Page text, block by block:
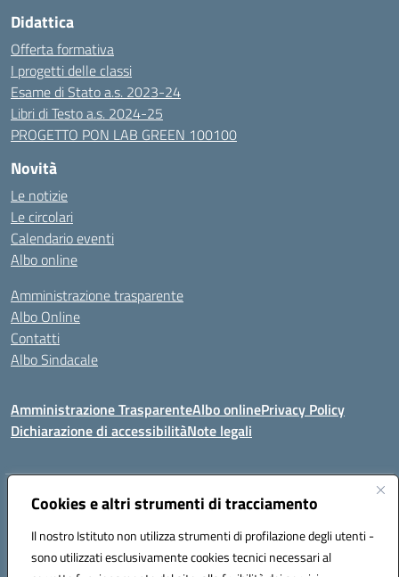
Cookies e altri strumenti di tracciamento
Il nostro Istituto non utilizza strumenti di profilazione degli utenti -
sono utilizzati esclusivamente cookies tecnici necessari al
Didattica
Offerta formativa
I progetti delle classi
Esame di Stato a.s. 2023-24
Libri di Testo a.s. 2024-25
PROGETTO PON LAB GREEN 100100
Novità
Le notizie
Le circolari
Calendario eventi
Albo online
Amministrazione trasparente
Albo Online
Contatti
Albo Sindacale
Amministrazione TrasparenteAlbo onlinePrivacy Policy
Dichiarazione di accessibilitàNote legali
Indirizzo:Via De Martis s.n.c. 07029 Tempio Pausania (OT)
Posta elettronica certificata (PEC):sssl030007@pec.istruzione.it
Codice fiscale: 91009410902